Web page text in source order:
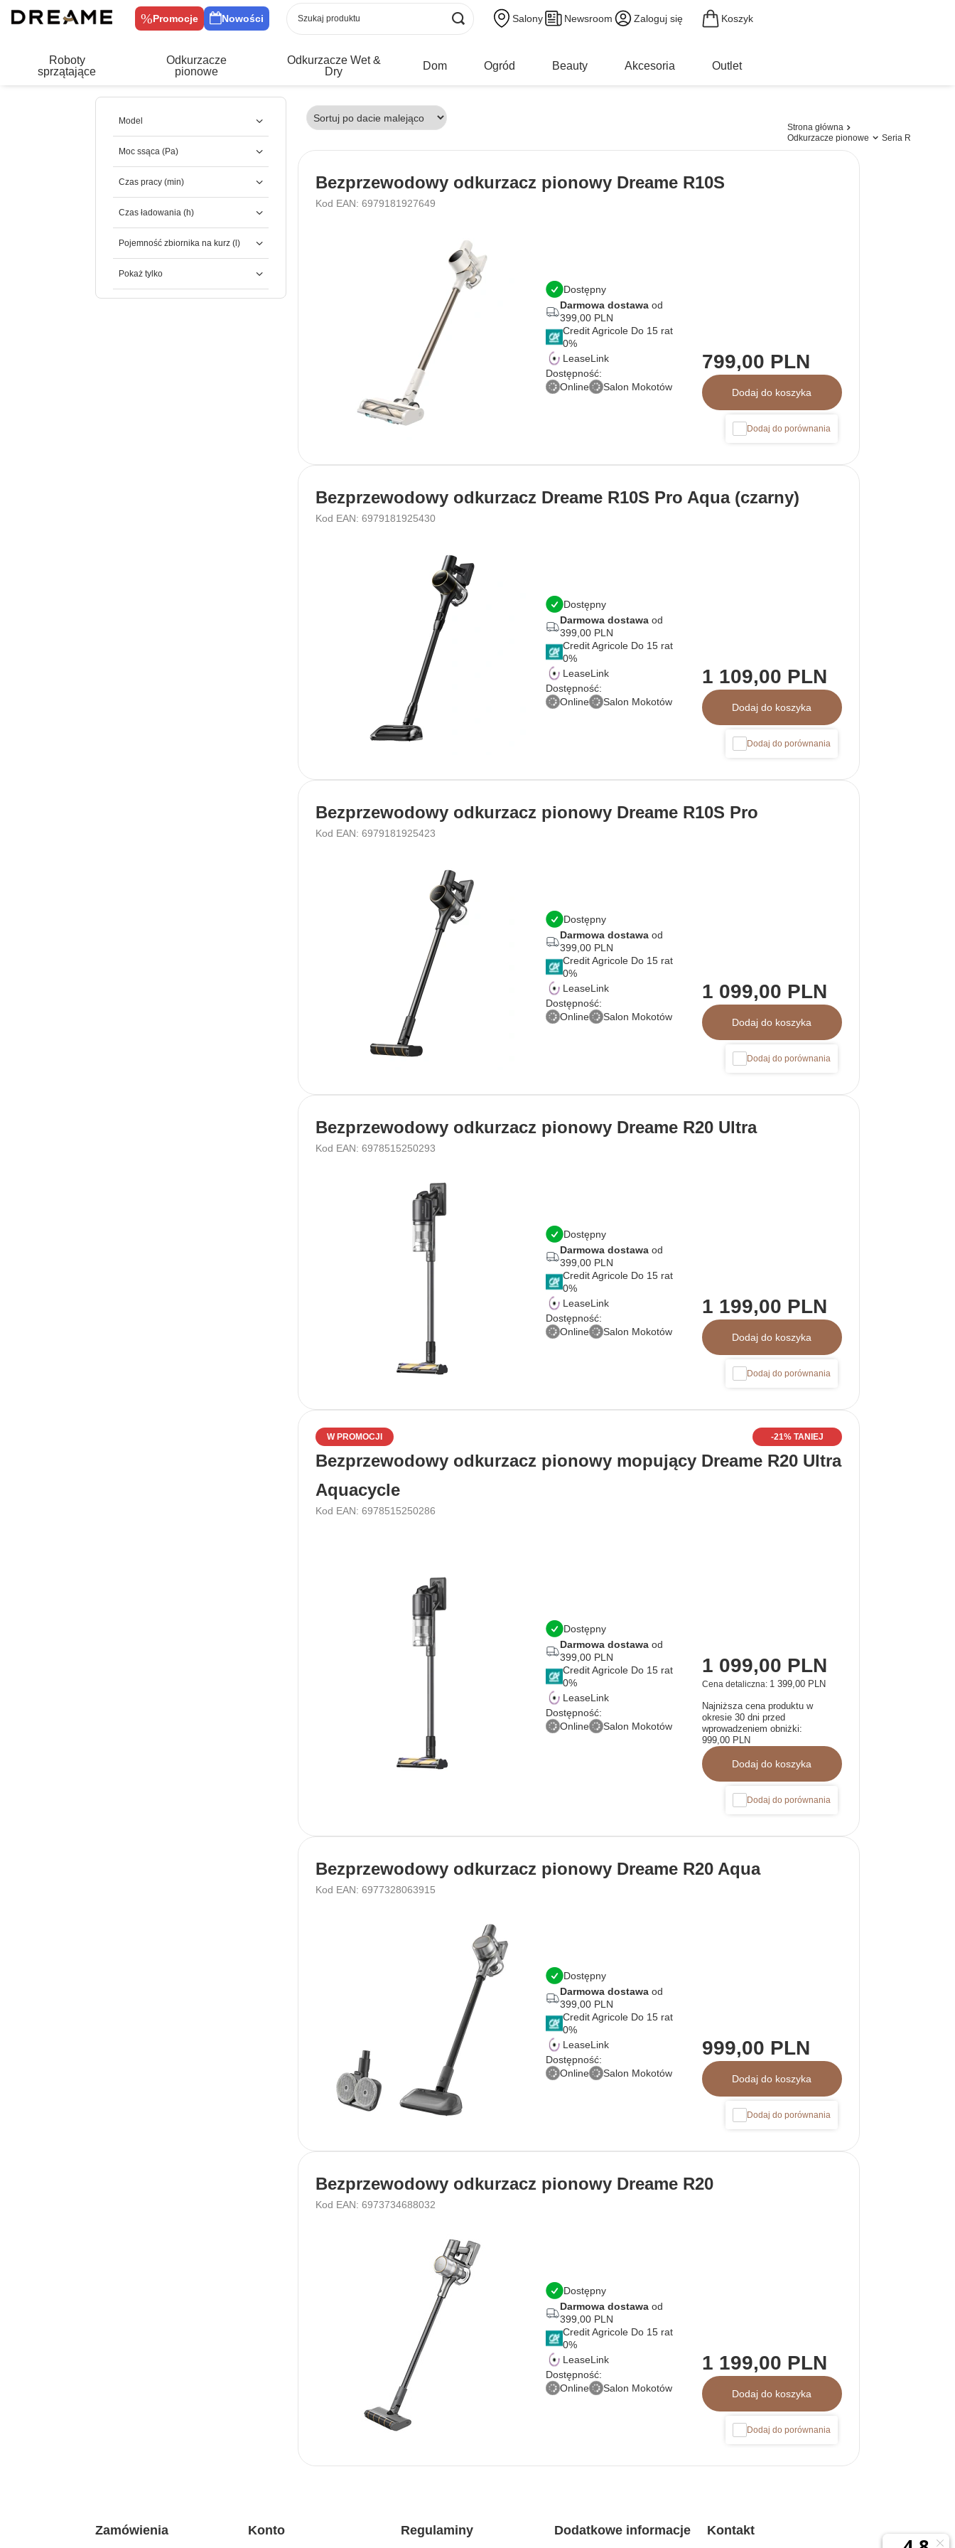
Salony Newsroom Zaloguj się
Promocje Nowości Koszyk
Roboty
sprzątające
Odkurzacze
pionowe
Odkurzacze Wet &
Dry
Dom Ogród Beauty Akcesoria Outlet
Strona główna
Odkurzacze pionowe
Seria R
Model
Moc ssąca (Pa)
Czas pracy (min)
Czas ładowania (h)
Pojemność zbiornika na kurz (l)
Pokaż tylko
Bezprzewodowy odkurzacz pionowy Dreame R10S
Kod EAN: 6979181927649
Dostępny
Darmowa dostawa od
399,00 PLN
Credit Agricole
LeaseLink
Dostępność:
Online
Salon Mokotów
799,00 PLN
Dodaj do koszyka
Dodaj do porównania
Bezprzewodowy odkurzacz Dreame R10S Pro Aqua (czarny)
Kod EAN: 6979181925430
Dostępny
Darmowa dostawa od
399,00 PLN
Credit Agricole
LeaseLink
Dostępność:
Online
Salon Mokotów
1 109,00 PLN
Dodaj do koszyka
Dodaj do porównania
Bezprzewodowy odkurzacz pionowy Dreame R10S Pro
Kod EAN: 6979181925423
Dostępny
Darmowa dostawa od
399,00 PLN
Credit Agricole
LeaseLink
Dostępność:
Online
Salon Mokotów
1 099,00 PLN
Dodaj do koszyka
Dodaj do porównania
Bezprzewodowy odkurzacz pionowy Dreame R20 Ultra
Kod EAN: 6978515250293
Dostępny
Darmowa dostawa od
399,00 PLN
Credit Agricole
LeaseLink
Dostępność:
Online
Salon Mokotów
1 199,00 PLN
Dodaj do koszyka
Dodaj do porównania
W PROMOCJI -21% TANIEJ
Bezprzewodowy odkurzacz pionowy mopujący Dreame R20 Ultra
Aquacycle
Kod EAN: 6978515250286
Dostępny
Darmowa dostawa od
399,00 PLN
Credit Agricole
LeaseLink
Dostępność:
Online
Salon Mokotów
Cena detaliczna: 1 399,00 PLN
1 099,00 PLN
Najniższa cena produktu w
okresie 30 dni przed
wprowadzeniem obniżki:
999,00 PLN
Dodaj do koszyka
Dodaj do porównania
Bezprzewodowy odkurzacz pionowy Dreame R20 Aqua
Kod EAN: 6977328063915
Dostępny
Darmowa dostawa od
399,00 PLN
Credit Agricole
LeaseLink
Dostępność:
Online
Salon Mokotów
999,00 PLN
Dodaj do koszyka
Dodaj do porównania
Bezprzewodowy odkurzacz pionowy Dreame R20
Kod EAN: 6973734688032
Dostępny
Darmowa dostawa od
399,00 PLN
Credit Agricole
LeaseLink
Dostępność:
Online
Salon Mokotów
1 199,00 PLN
Dodaj do koszyka
Dodaj do porównania
Zamówienia Konto Regulaminy Dodatkowe informacje Kontakt